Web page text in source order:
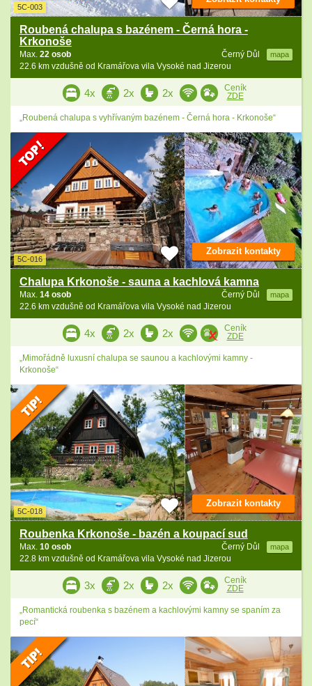
5C-003
Roubená chalupa s bazénem - Černá hora -
Krkonoše
Černý Důl mapa
Max. 22 osob
22.6 km vzdušně od Kramářova vila Vysoké nad Jizerou
4x 2x 2x
Ceník
ZDE
„Roubená chalupa s vyhřívaným bazénem - Černá hora - Krkonoše“
5C-016
Chalupa Krkonoše - sauna a kachlová kamna
Černý Důl mapa
Max. 14 osob
22.6 km vzdušně od Kramářova vila Vysoké nad Jizerou
Zobrazit kontakty
4x 2x 2x
Ceník
ZDE
„Mimořádně luxusní chalupa se saunou a kachlovými kamny -
Krkonoše“
5C-018
Roubenka Krkonoše - bazén a koupací sud
Černý Důl mapa
Max. 10 osob
22.8 km vzdušně od Kramářova vila Vysoké nad Jizerou
Zobrazit kontakty
3x 2x 2x
Ceník
ZDE
„Romantická roubenka s bazénem a kachlovými kamny se spaním za
pecí“